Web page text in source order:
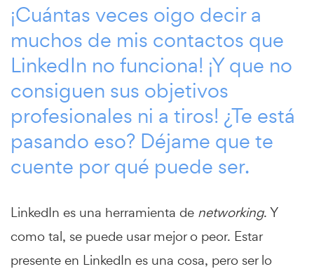
¡Cuántas veces oigo decir a
muchos de mis contactos que
LinkedIn no funciona! ¡Y que no
consiguen sus objetivos
profesionales ni a tiros! ¿Te está
pasando eso? Déjame que te
cuente por qué puede ser.
LinkedIn es una herramienta de networking. Y
como tal, se puede usar mejor o peor. Estar
presente en LinkedIn es una cosa, pero ser lo